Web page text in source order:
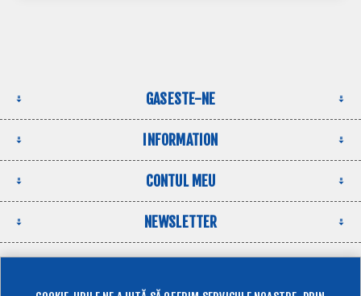
GASESTE-NE
INFORMATION
CONTUL MEU
NEWSLETTER